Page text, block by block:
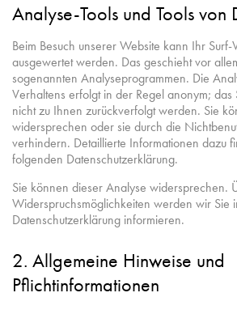
Analyse-Tools und Tools von
Beim Besuch unserer Website kann Ihr Surf-
ausgewertet werden. Das geschieht vor
sogenannten Analyseprogrammen. Die
Verhaltens erfolgt in der Regel anonym; das
nicht zu Ihnen zurückverfolgt werden. Sie
widersprechen oder sie durch die
verhindern. Detaillierte Informationen dazu
folgenden Datenschutzerklärung.
Sie können dieser Analyse widersprechen.
Widerspruchsmöglichkeiten werden wir Sie
Datenschutzerklärung informieren.
2. Allgemeine Hinweise und
Pflichtinformationen